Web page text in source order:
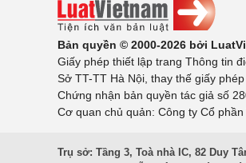
Bản quyền © 2000-2026 bởi
Giấy phép thiết lập trang Thông tin
Sở TT-TT Hà Nội, thay thế giấy
Chứng nhận bản quyền tác giả số
Cơ quan chủ quản: Công ty Cổ
Trụ sở: Tầng 3, Toà nhà IC, 82 Duy